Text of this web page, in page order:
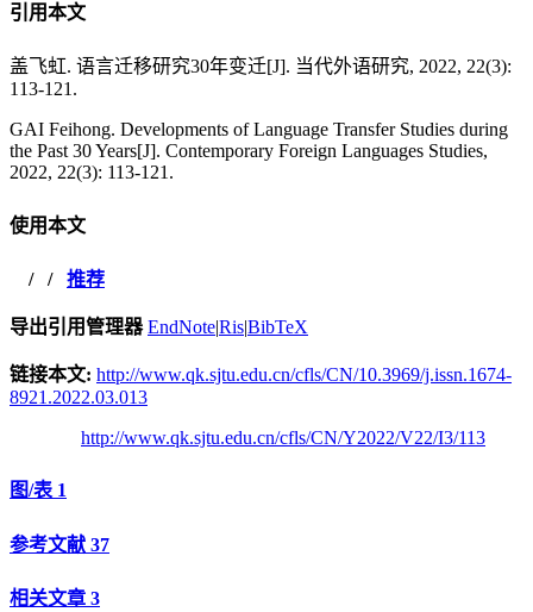
引用本文
盖飞虹. 语言迁移研究30年变迁[J]. 当代外语研究, 2022, 22(3):
113-121.
GAI Feihong. Developments of Language Transfer Studies during
the Past 30 Years[J]. Contemporary Foreign Languages Studies,
2022, 22(3): 113-121.
使用本文
/ / 推荐
导出引用管理器 EndNote|Ris|BibTeX
链接本文: http://www.qk.sjtu.edu.cn/cfls/CN/10.3969/j.issn.1674-
8921.2022.03.013
http://www.qk.sjtu.edu.cn/cfls/CN/Y2022/V22/I3/113
图/表 1
参考文献 37
相关文章 3